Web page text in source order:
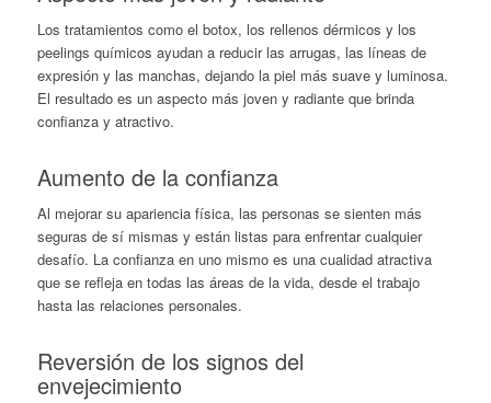
Los tratamientos como el botox, los rellenos dérmicos y los
peelings químicos ayudan a reducir las arrugas, las líneas de
expresión y las manchas, dejando la piel más suave y luminosa.
El resultado es un aspecto más joven y radiante que brinda
confianza y atractivo.
Aumento de la confianza
Al mejorar su apariencia física, las personas se sienten más
seguras de sí mismas y están listas para enfrentar cualquier
desafío. La confianza en uno mismo es una cualidad atractiva
que se refleja en todas las áreas de la vida, desde el trabajo
hasta las relaciones personales.
Reversión de los signos del
envejecimiento